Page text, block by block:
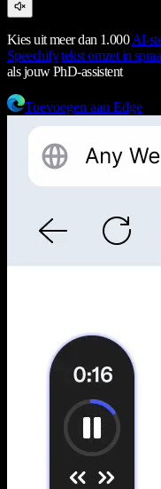
Kies uit meer dan 1.000AI-
Speechify tekst omzet in
als jouw PhD-assistent
Toevoegen aan Edge